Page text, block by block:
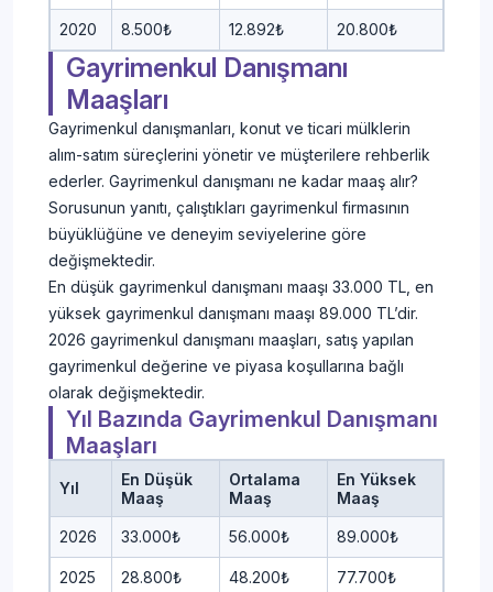
2020 8.500₺ 12.892₺ 20.800₺
Gayrimenkul Danışmanı
Maaşları
Gayrimenkul danışmanları, konut ve ticari mülklerin
alım-satım süreçlerini yönetir ve müşterilere rehberlik
ederler. Gayrimenkul danışmanı ne kadar maaş alır?
Sorusunun yanıtı, çalıştıkları gayrimenkul firmasının
büyüklüğüne ve deneyim seviyelerine göre
değişmektedir.
En düşük gayrimenkul danışmanı maaşı 33.000 TL, en
yüksek gayrimenkul danışmanı maaşı 89.000 TL’dir.
2026 gayrimenkul danışmanı maaşları, satış yapılan
gayrimenkul değerine ve piyasa koşullarına bağlı
olarak değişmektedir.
Yıl Bazında Gayrimenkul Danışmanı
Maaşları
Yıl
En Düşük
Maaş
Ortalama
Maaş
En Yüksek
Maaş
2026 33.000₺ 56.000₺ 89.000₺
2025 28.800₺ 48.200₺ 77.700₺